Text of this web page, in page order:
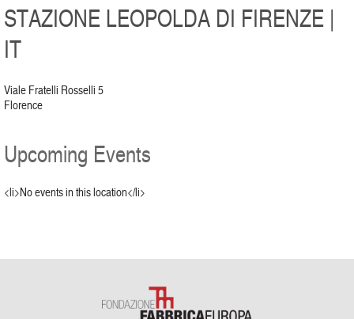
STAZIONE LEOPOLDA DI FIRENZE |
IT
Viale Fratelli Rosselli 5
Florence
Upcoming Events
<li>No events in this location</li>